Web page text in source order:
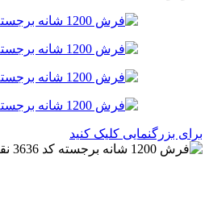
برای بزرگنمایی کلیک کنید